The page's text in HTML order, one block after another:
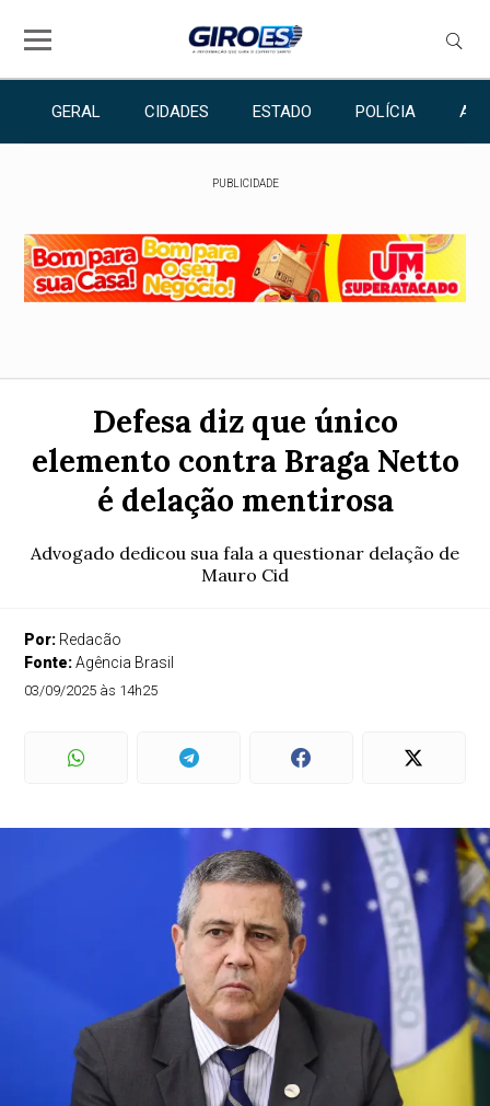
GERAL CIDADES ESTADO POLÍCIA
PUBLICIDADE
Defesa diz que único
elemento contra Braga Netto
é delação mentirosa
Advogado dedicou sua fala a questionar delação de
Mauro Cid
Por: Redacão
Fonte:Agência Brasil
03/09/2025 às 14h25